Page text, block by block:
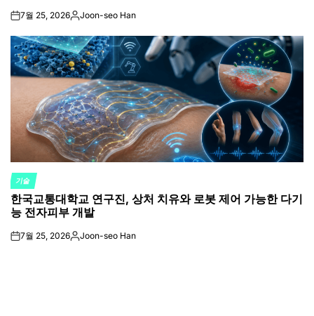
on7월 25, 2026Posted
Joon-seo Han
POSTED
IN
기술
한국교통대학교 연구진, 상처 치유와 로봇 제어 가능한 다기
능 전자피부 개발
on7월 25, 2026Posted
Joon-seo Han